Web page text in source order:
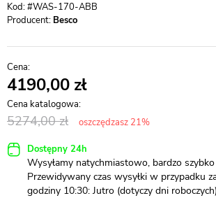
#WAS-170-ABB
Producent: Besco
4190,00
5274,00 oszczędzasz 21%
Dostępny 24h
Wysyłamy natychmiastowo, bardzo
Przewidywany czas wysyłki w przypadku
godziny 10:30: Jutro (dotyczy dni roboczych)